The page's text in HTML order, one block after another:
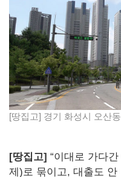
[땅집고] 경기 화성시 오산
[땅집고] “이대로 가다
제)로 묶이고, 대출도 안